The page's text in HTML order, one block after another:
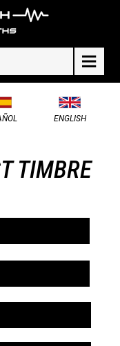
ENGLISH
TIMBRE